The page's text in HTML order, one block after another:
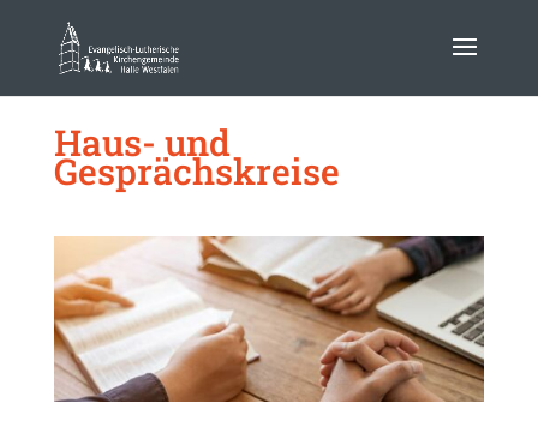
Haus- und
Gesprächskreise